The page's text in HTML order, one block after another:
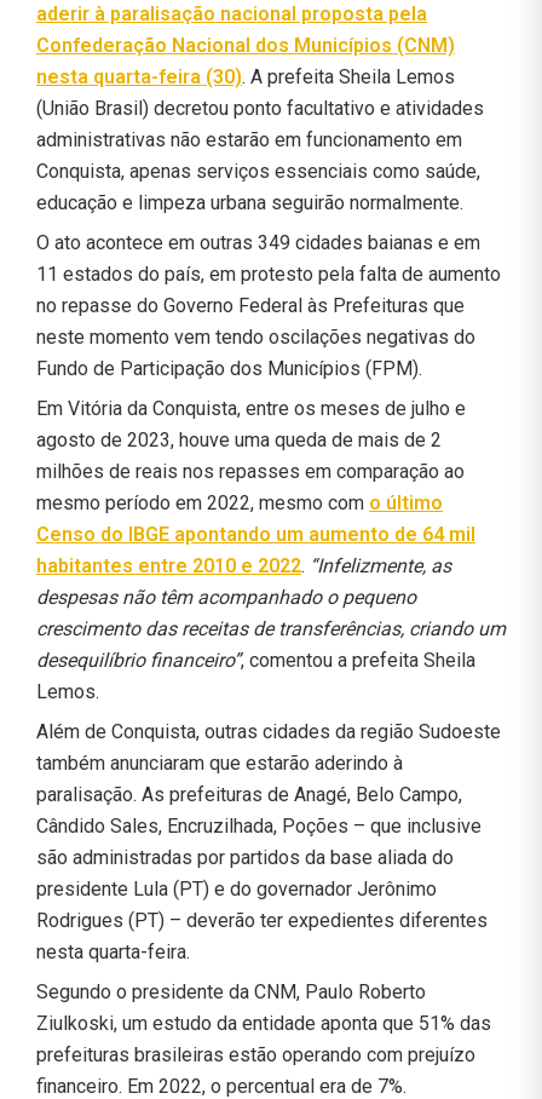
aderir à paralisação nacional proposta pela
Confederação Nacional dos Municípios (CNM)
nesta quarta-feira (30). A prefeita Sheila Lemos
(União Brasil) decretou ponto facultativo e atividades
administrativas não estarão em funcionamento em
Conquista, apenas serviços essenciais como saúde,
educação e limpeza urbana seguirão normalmente.
O ato acontece em outras 349 cidades baianas e em
11 estados do país, em protesto pela falta de aumento
no repasse do Governo Federal às Prefeituras que
neste momento vem tendo oscilações negativas do
Fundo de Participação dos Municípios (FPM).
Em Vitória da Conquista, entre os meses de julho e
agosto de 2023, houve uma queda de mais de 2
milhões de reais nos repasses em comparação ao
mesmo período em 2022, mesmo com o último
Censo do IBGE apontando um aumento de 64 mil
habitantes entre 2010 e 2022. “Infelizmente, as
despesas não têm acompanhado o pequeno
crescimento das receitas de transferências, criando um
desequilíbrio financeiro”, comentou a prefeita Sheila
Lemos.
Além de Conquista, outras cidades da região Sudoeste
também anunciaram que estarão aderindo à
paralisação. As prefeituras de Anagé, Belo Campo,
Cândido Sales, Encruzilhada, Poções – que inclusive
são administradas por partidos da base aliada do
presidente Lula (PT) e do governador Jerônimo
Rodrigues (PT) – deverão ter expedientes diferentes
nesta quarta-feira.
Segundo o presidente da CNM, Paulo Roberto
Ziulkoski, um estudo da entidade aponta que 51% das
prefeituras brasileiras estão operando com prejuízo
financeiro. Em 2022, o percentual era de 7%.